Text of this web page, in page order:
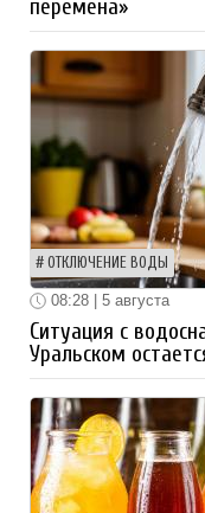
перемена»
ОТКЛЮЧЕНИЕ ВОДЫ
08:28 | 5 августа
Ситуация с
Уральском